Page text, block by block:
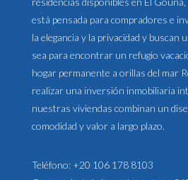
está pensada para compradores e
la elegancia y la privacidad y buscan
sea para encontrar un refugio
hogar permanente a orillas del mar
realizar una inversión inmobiliaria
nuestras viviendas combinan un
comodidad y valor a largo plazo.
Teléfono: +20 106 178 8103